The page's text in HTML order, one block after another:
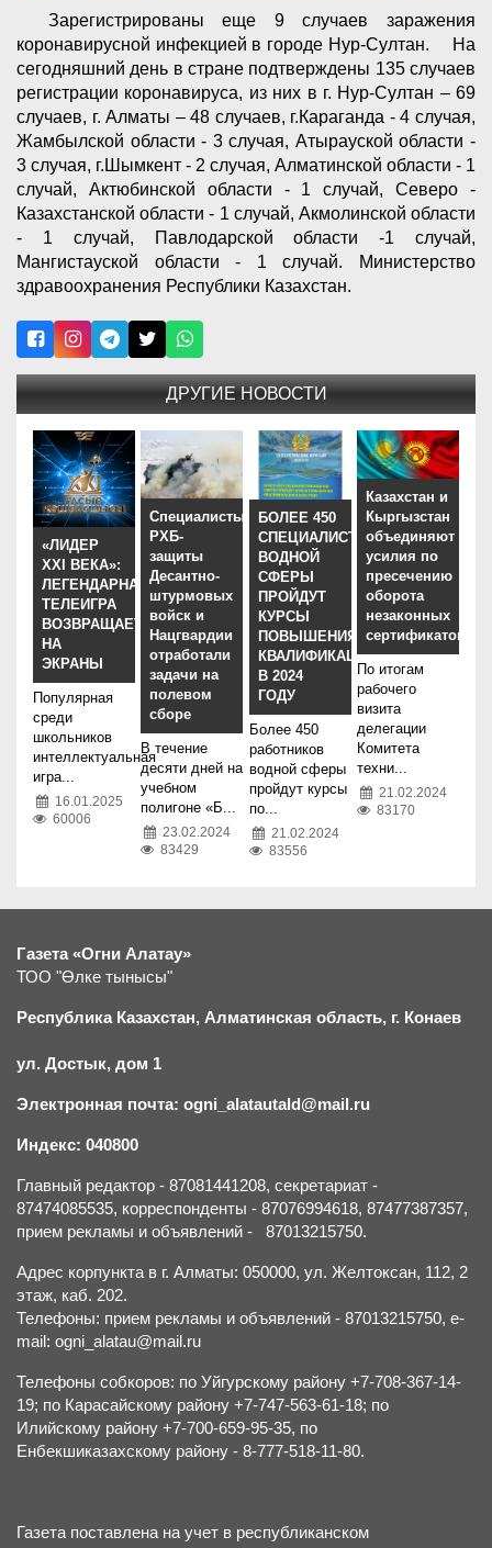
⠀ Зарегистрированы еще 9 случаев заражения
коронавирусной инфекцией в городе Нур-Султан. ⠀ На
сегодняшний день в стране подтверждены 135 случаев
регистрации коронавируса, из них в г. Нур-Султан – 69
случаев, г. Алматы – 48 случаев, г.Караганда - 4 случая,
Жамбылской области - 3 случая, Атырауской области -
3 случая, г.Шымкент - 2 случая, Алматинской области - 1
случай, Актюбинской области - 1 случай, Северо -
Казахстанской области - 1 случай, Акмолинской области
- 1 случай, Павлодарской области -1 случай,
Мангистауской области - 1 случай. Министерство
здравоохранения Республики Казахстан.
ДРУГИЕ НОВОСТИ
«ЛИДЕР
XXI ВЕКА»:
ЛЕГЕНДАРНАЯ
ТЕЛЕИГРА
ВОЗВРАЩАЕТСЯ
НА
ЭКРАНЫ
Популярная
среди
школьников
интеллектуальная
игра...
16.01.2025
60006
Специалисты
РХБ-
защиты
Десантно-
штурмовых
войск и
Нацгвардии
отработали
задачи на
полевом
сборе
В течение
десяти дней на
учебном
полигоне «Б...
23.02.2024
83429
БОЛЕЕ 450
СПЕЦИАЛИСТОВ
ВОДНОЙ
СФЕРЫ
ПРОЙДУТ
КУРСЫ
ПОВЫШЕНИЯ
КВАЛИФИКАЦИИ
В 2024
ГОДУ
Более 450
работников
водной сферы
пройдут курсы
по...
21.02.2024
83556
Казахстан и
Кыргызстан
объединяют
усилия по
пресечению
оборота
незаконных
сертификатов
По итогам
рабочего
визита
делегации
Комитета
техни...
21.02.2024
83170
Газета «Огни Алатау»
ТОО "Өлке тынысы"
Республика Казахстан, Алматинская область, г. Конаев
ул. Достык, дом 1
Электронная почта: ogni_alatautald@mail.ru
Индекс: 040800
Главный редактор - 87081441208, секретариат -
87474085535, корреспонденты - 87076994618, 87477387357,
прием рекламы и объявлений - 87013215750.
Адрес корпункта в г. Алматы: 050000, ул. Желтоксан, 112, 2
этаж, каб. 202.
Телефоны: прием рекламы и объявлений - 87013215750, e-
mail: ogni_alatau@mail.ru
Телефоны собкоров: по Уйгурскому району +7-708-367-14-
19; по Карасайскому району +7-747-563-61-18; по
Илийскому району +7-700-659-95-35, по
Енбекшиказахскому району - 8-777-518-11-80.
Газета поставлена на учет в республиканском